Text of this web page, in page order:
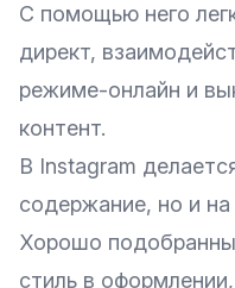
С помощью него
директ,
режиме-онлайн и
контент.
В Instagram
содержание, но и на
Хорошо
стиль в